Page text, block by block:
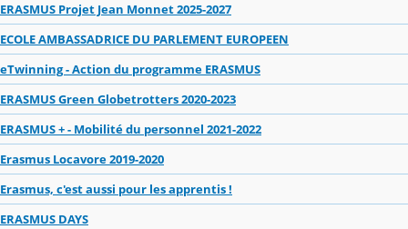
ERASMUS Projet Jean Monnet 2025-2027
ECOLE AMBASSADRICE DU PARLEMENT EUROPEEN
eTwinning - Action du programme ERASMUS
ERASMUS Green Globetrotters 2020-2023
ERASMUS + - Mobilité du personnel 2021-2022
Erasmus Locavore 2019-2020
Erasmus, c'est aussi pour les apprentis !
ERASMUS DAYS